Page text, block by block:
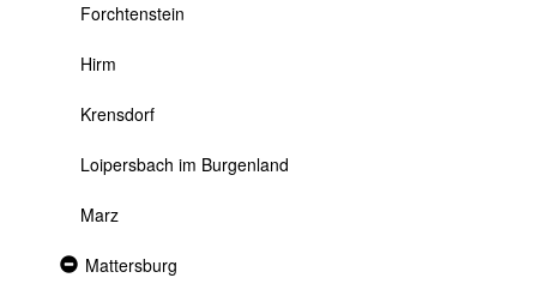
Forchtenstein
Hirm
Krensdorf
Loipersbach im Burgenland
Marz
Expanded
Mattersburg